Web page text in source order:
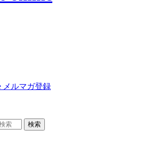
メルマガ登録